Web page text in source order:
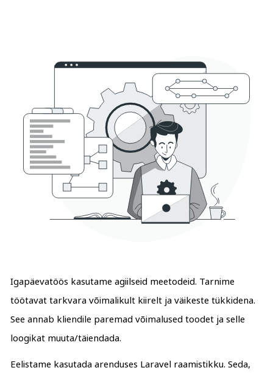
Igapäevatöös kasutame agiilseid meetodeid. Tarnime
töötavat tarkvara võimalikult kiirelt ja väikeste tükkidena.
See annab kliendile paremad võimalused toodet ja selle
loogikat muuta/täiendada.
Eelistame kasutada arenduses Laravel raamistikku. Seda,